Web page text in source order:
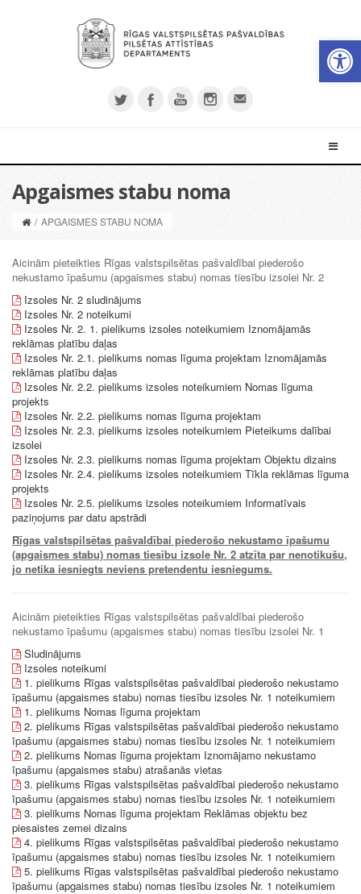
Apgaismes stabu noma
/ APGAISMES STABU NOMA
Aicinām pieteikties Rīgas valstspilsētas pašvaldībai piederošo
nekustamo īpašumu (apgaismes stabu) nomas tiesību izsolei Nr. 2
Izsoles Nr. 2 sludinājums
Izsoles Nr. 2 noteikumi
Izsoles Nr. 2. 1. pielikums izsoles noteikumiem Iznomājamās
reklāmas platību daļas
Izsoles Nr. 2.1. pielikums nomas līguma projektam Iznomājamās
reklāmas platību daļas
Izsoles Nr. 2.2. pielikums izsoles noteikumiem Nomas līguma
projekts
Izsoles Nr. 2.2. pielikums nomas līguma projektam
Izsoles Nr. 2.3. pielikums izsoles noteikumiem Pieteikums dalībai
izsolei
Izsoles Nr. 2.3. pielikums nomas līguma projektam Objektu dizains
Izsoles Nr. 2.4. pielikums izsoles noteikumiem Tīkla reklāmas līguma
projekts
Izsoles Nr. 2.5. pielikums izsoles noteikumiem Informatīvais
paziņojums par datu apstrādi
Rīgas valstspilsētas pašvaldībai piederošo nekustamo īpašumu
(apgaismes stabu) nomas tiesību izsole Nr. 2 atzīta par nenotikušu,
jo netika iesniegts neviens pretendentu iesniegums.
Aicinām pieteikties Rīgas valstspilsētas pašvaldībai piederošo
nekustamo īpašumu (apgaismes stabu) nomas tiesību izsolei Nr. 1
Sludinājums
Izsoles noteikumi
1. pielikums Rīgas valstspilsētas pašvaldībai piederošo nekustamo
īpašumu (apgaismes stabu) nomas tiesību izsoles Nr. 1 noteikumiem
1. pielikums Nomas līguma projektam
2. pielikums Rīgas valstspilsētas pašvaldībai piederošo nekustamo
īpašumu (apgaismes stabu) nomas tiesību izsoles Nr. 1 noteikumiem
2. pielikums Nomas līguma projektam Iznomājamo nekustamo
īpašumu (apgaismes stabu) atrašanās vietas
3. pielikums Rīgas valstspilsētas pašvaldībai piederošo nekustamo
īpašumu (apgaismes stabu) nomas tiesību izsoles Nr. 1 noteikumiem
3. pielikums Nomas līguma projektam Reklāmas objektu bez
piesaistes zemei dizains
4. pielikums Rīgas valstspilsētas pašvaldībai piederošo nekustamo
īpašumu (apgaismes stabu) nomas tiesību izsoles Nr. 1 noteikumiem
5. pielikums Rīgas valstspilsētas pašvaldībai piederošo nekustamo
īpašumu (apgaismes stabu) nomas tiesību izsoles Nr. 1 noteikumiem